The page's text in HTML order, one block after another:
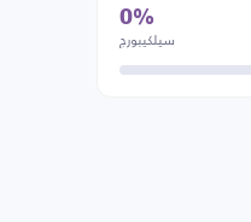
0%
سيلكيبورج